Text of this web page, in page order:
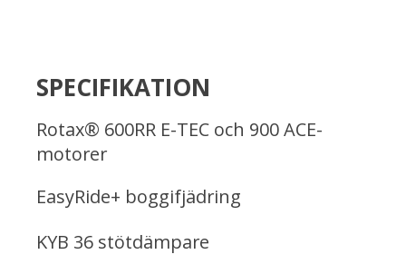
SPECIFIKATION
Rotax® 600RR E-TEC och 900 ACE-
motorer
EasyRide+ boggifjädring
KYB 36 stötdämpare